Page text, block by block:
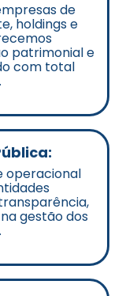
de
holdings e
patrimonial e
com total
operacional
gestão dos